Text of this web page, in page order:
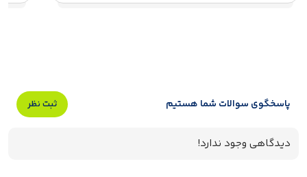
پاسخگوی سوالات شما هستیم ثبت نظر
دیدگاهی وجود ندارد!